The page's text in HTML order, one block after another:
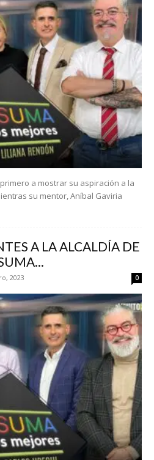
a mostrar su aspiración a la
su mentor, Aníbal Gaviria
A LA ALCALDÍA DE
2023 0